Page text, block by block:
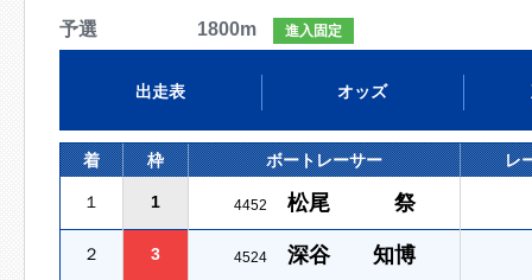
予選 1800m 進入固定
出走表 オッズ
着 枠 ボートレーサー レ
１ 1 4452 松尾 祭
２ 3 4524 深谷 知博